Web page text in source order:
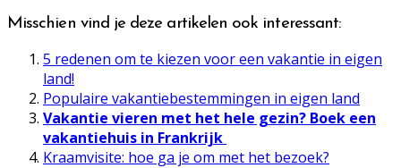
Misschien vind je deze artikelen ook interessant:
5 redenen om te kiezen voor een vakantie in eigen
land!
Populaire vakantiebestemmingen in eigen land
Vakantie vieren met het hele gezin? Boek een
vakantiehuis in Frankrijk
Kraamvisite: hoe ga je om met het bezoek?